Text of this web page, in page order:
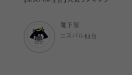
靴下屋
エスパル仙台